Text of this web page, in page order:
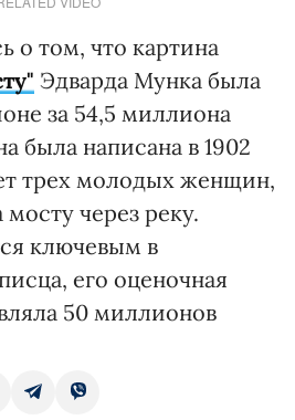
о том, что картина
Эдварда Мунка была
за 54,5 миллиона
была написана в 1902
трех молодых женщин,
через реку.
ключевым в
его оценочная
50 миллионов